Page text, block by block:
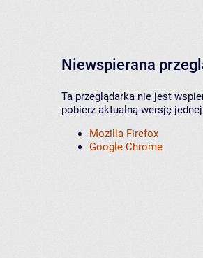
Niewspierana
Ta przeglądarka nie jest
pobierz aktualną wersję
Mozilla Firefox
Google Chrome